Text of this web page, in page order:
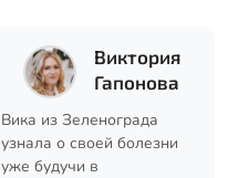
Виктория
Гапонова
Вика из Зеленограда
узнала о своей болезни
уже будучи в